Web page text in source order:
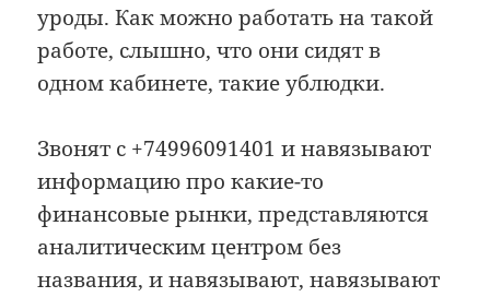
уроды. Как можно работать на такой
работе, слышно, что они сидят в
одном кабинете, такие ублюдки.
Звонят с +74996091401 и навязывают
информацию про какие-то
финансовые рынки, представляются
аналитическим центром без
названия, и навязывают, навязывают